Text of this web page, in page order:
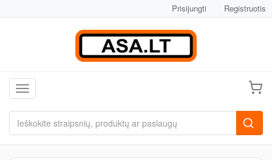
Prisijungti Registruotis
Toggle navigation